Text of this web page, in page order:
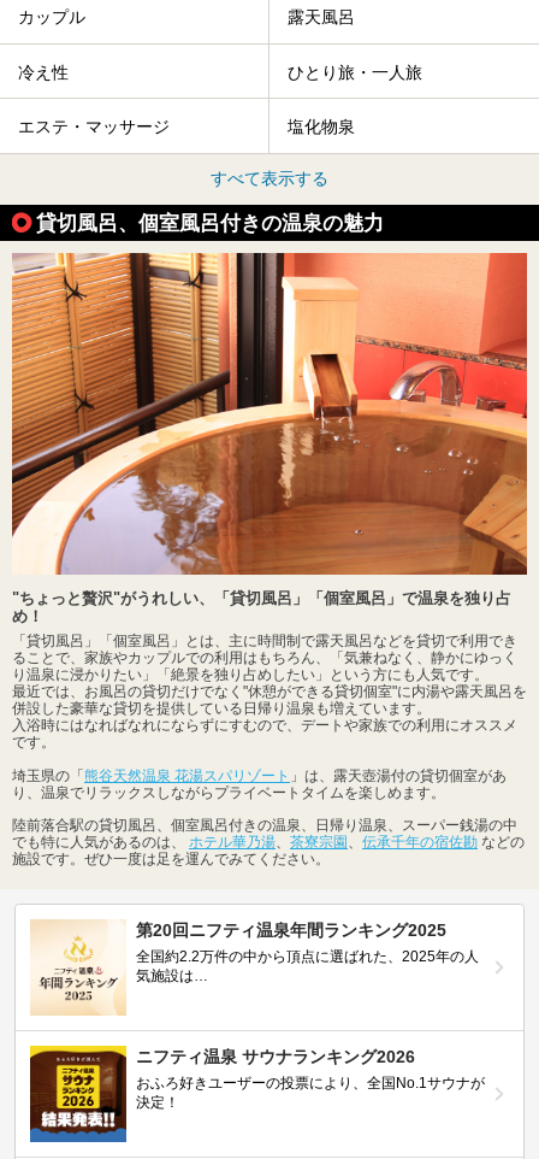
カップル 露天風呂
冷え性 ひとり旅・一人旅
エステ・マッサージ 塩化物泉
すべて表示する
貸切風呂、個室風呂付きの温泉の魅力
"ちょっと贅沢"がうれしい、「貸切風呂」「個室風呂」で温泉を独り占
め！
「貸切風呂」「個室風呂」とは、主に時間制で露天風呂などを貸切で利用でき
ることで、家族やカップルでの利用はもちろん、「気兼ねなく、静かにゆっく
り温泉に浸かりたい」「絶景を独り占めしたい」という方にも人気です。
最近では、お風呂の貸切だけでなく"休憩ができる貸切個室"に内湯や露天風呂を
併設した豪華な貸切を提供している日帰り温泉も増えています。
入浴時にはなればなれにならずにすむので、デートや家族での利用にオススメ
です。
埼玉県の「 熊谷天然温泉 花湯スパリゾート 」は、露天壺湯付の貸切個室があ
り、温泉でリラックスしながらプライベートタイムを楽しめます。
陸前落合駅の貸切風呂、個室風呂付きの温泉、日帰り温泉、スーパー銭湯の中
でも特に人気があるのは、 ホテル華乃湯、 茶寮宗園 、 伝承千年の宿佐勘 などの
施設です。ぜひ一度は足を運んでみてください。
第20回ニフティ温泉年間ランキング2025
全国約2.2万件の中から頂点に選ばれた、2025年の人
気施設は…
ニフティ温泉 サウナランキング2026
おふろ好きユーザーの投票により、全国No.1サウナが
決定！